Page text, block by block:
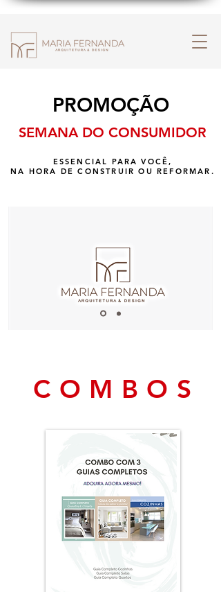
PROMOÇÃO
SEMANA DO CONSUMIDOR
ESSENCIAL PARA VOCÊ,
NA HORA DE CONSTRUIR OU REFORMAR.
C O M B O S